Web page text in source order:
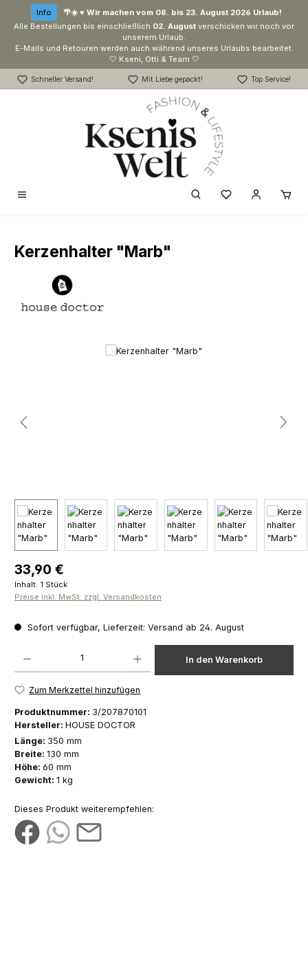
Zum Hauptinhalt springen
Info
🌴☀️ ♥ Wir machen vom 08. bis 23. August 2026 Urlaub!
Alle Bestellungen bis einschließlich 02. August verschicken wir noch vor
unserem Urlaub.
E-Mails und Retouren werden auch während unseres Urlaubs bearbeitet.
🤍 Kseni, Otti & Team 🤍
Schneller Versand! Mit Liebe gepackt! Top Service!
Du hast 0
Kerzenhalter "Marb"
Bildergalerie überspringen
Regulärer Preis:
33,90 €
Inhalt: 1 Stück
Preise inkl. MwSt. zzgl. Versandkosten
Sofort verfügbar, Lieferzeit: Versand ab 24. August
In den Warenkorb
Zum Merkzettel hinzufügen
Produktnummer: 3/207870101
Hersteller: HOUSE DOCTOR
Länge: 350 mm
Breite: 130 mm
Höhe: 60 mm
Gewicht: 1 kg
Dieses Produkt weiterempfehlen: